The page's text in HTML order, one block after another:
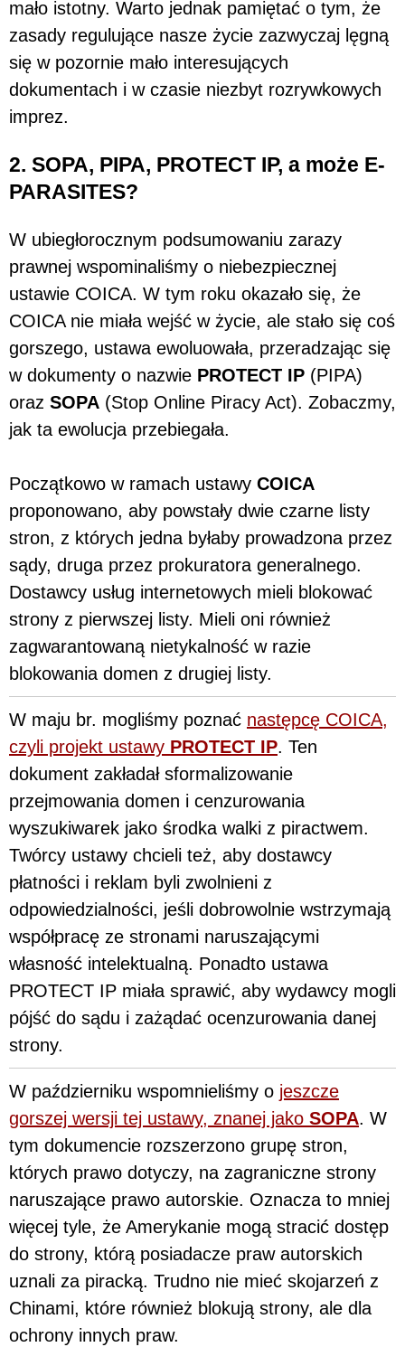
mało istotny. Warto jednak pamiętać o tym, że
zasady regulujące nasze życie zazwyczaj lęgną
się w pozornie mało interesujących
dokumentach i w czasie niezbyt rozrywkowych
imprez.
2. SOPA, PIPA, PROTECT IP, a może E-
PARASITES?
W ubiegłorocznym podsumowaniu zarazy
prawnej wspominaliśmy o niebezpiecznej
ustawie COICA. W tym roku okazało się, że
COICA nie miała wejść w życie, ale stało się coś
gorszego, ustawa ewoluowała, przeradzając się
w dokumenty o nazwie PROTECT IP (PIPA)
oraz SOPA (Stop Online Piracy Act). Zobaczmy,
jak ta ewolucja przebiegała.
Początkowo w ramach ustawy COICA
proponowano, aby powstały dwie czarne listy
stron, z których jedna byłaby prowadzona przez
sądy, druga przez prokuratora generalnego.
Dostawcy usług internetowych mieli blokować
strony z pierwszej listy. Mieli oni również
zagwarantowaną nietykalność w razie
blokowania domen z drugiej listy.
W maju br. mogliśmy poznać następcę COICA,
czyli projekt ustawy PROTECT IP. Ten
dokument zakładał sformalizowanie
przejmowania domen i cenzurowania
wyszukiwarek jako środka walki z piractwem.
Twórcy ustawy chcieli też, aby dostawcy
płatności i reklam byli zwolnieni z
odpowiedzialności, jeśli dobrowolnie wstrzymają
współpracę ze stronami naruszającymi
własność intelektualną. Ponadto ustawa
PROTECT IP miała sprawić, aby wydawcy mogli
pójść do sądu i zażądać ocenzurowania danej
strony.
W październiku wspomnieliśmy o jeszcze
gorszej wersji tej ustawy, znanej jako SOPA. W
tym dokumencie rozszerzono grupę stron,
których prawo dotyczy, na zagraniczne strony
naruszające prawo autorskie. Oznacza to mniej
więcej tyle, że Amerykanie mogą stracić dostęp
do strony, którą posiadacze praw autorskich
uznali za piracką. Trudno nie mieć skojarzeń z
Chinami, które również blokują strony, ale dla
ochrony innych praw.